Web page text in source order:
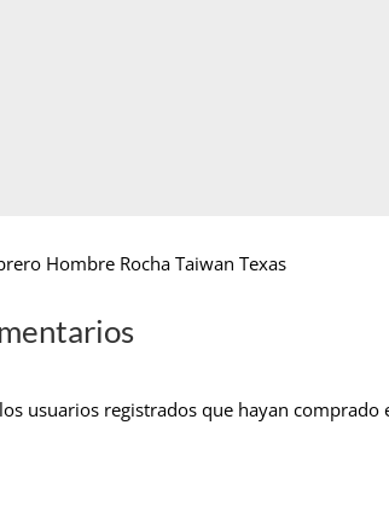
Hombre Rocha Taiwan Texas
usuarios registrados que hayan